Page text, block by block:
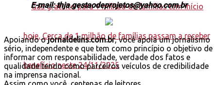
E-mail: thja.gestaodeprojetos@yahoo.com.br
Apoiando ojornaldelins.com.br, você apoia um jornalismo
sério, independente e que tem como princípio o objetivo de
informar com responsabilidade, verdade dos fatos e
qualidade tendo como parceiros veículos de credibilidade
na imprensa nacional.